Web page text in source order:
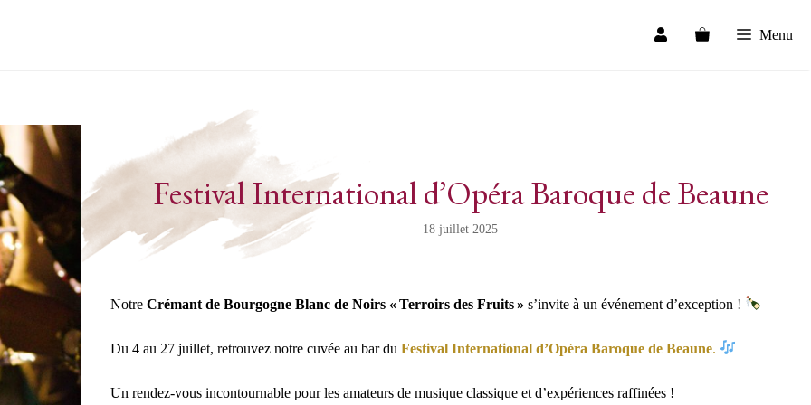
Menu
Festival International d’Opéra Baroque de Beaune
18 juillet 2025
Notre Crémant de Bourgogne Blanc de Noirs « Terroirs des Fruits » s’invite à un événement d’exception !
Du 4 au 27 juillet, retrouvez notre cuvée au bar du Festival International d’Opéra Baroque de Beaune.
Un rendez-vous incontournable pour les amateurs de musique classique et d’expériences raffinées !